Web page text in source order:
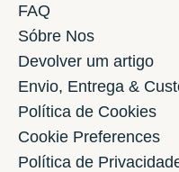
FAQ
Sóbre Nos
Devolver um artigo
Envio, Entrega &
Política de Cookies
Cookie Preferences
Política de